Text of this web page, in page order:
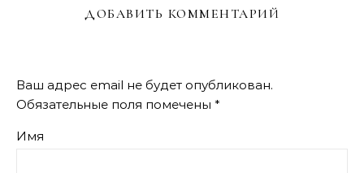
ДОБАВИТЬ КОММЕНТАРИЙ
Ваш адрес email не будет опубликован.
Обязательные поля помечены *
Имя